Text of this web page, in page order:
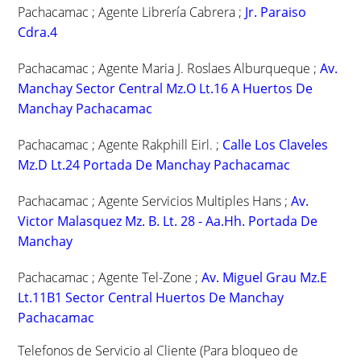
Pachacamac ; Agente Librería Cabrera ; Jr. Paraiso
Cdra.4
Pachacamac ; Agente Maria J. Roslaes Alburqueque ;Av.
Manchay Sector Central Mz.O Lt.16 A Huertos De
Manchay Pachacamac
Pachacamac ; Agente Rakphill Eirl. ; Calle Los Claveles
Mz.D Lt.24 Portada De Manchay Pachacamac
Pachacamac ; Agente Servicios Multiples Hans ;Av.
Victor Malasquez Mz. B. Lt. 28 - Aa.Hh. Portada De
Manchay
Pachacamac ; Agente Tel-Zone ;Av. Miguel Grau Mz.E
Lt.11B1 Sector Central Huertos De Manchay
Pachacamac
Telefonos de Servicio al Cliente (Para bloqueo de